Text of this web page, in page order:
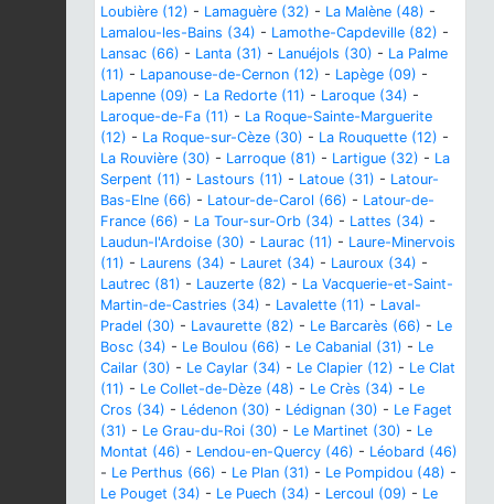
Loubière (12) - Lamaguère (32) - La Malène (48) -
Lamalou-les-Bains (34) - Lamothe-Capdeville (82) -
Lansac (66) - Lanta (31) - Lanuéjols (30) - La Palme
(11) - Lapanouse-de-Cernon (12) - Lapège (09) -
Lapenne (09) - La Redorte (11) - Laroque (34) -
Laroque-de-Fa (11) - La Roque-Sainte-Marguerite
(12) - La Roque-sur-Cèze (30) - La Rouquette (12) -
La Rouvière (30) - Larroque (81) - Lartigue (32) - La
Serpent (11) - Lastours (11) - Latoue (31) - Latour-
Bas-Elne (66) - Latour-de-Carol (66) - Latour-de-
France (66) - La Tour-sur-Orb (34) - Lattes (34) -
Laudun-l'Ardoise (30) - Laurac (11) - Laure-Minervois
(11) - Laurens (34) - Lauret (34) - Lauroux (34) -
Lautrec (81) - Lauzerte (82) - La Vacquerie-et-Saint-
Martin-de-Castries (34) - Lavalette (11) - Laval-
Pradel (30) - Lavaurette (82) - Le Barcarès (66) - Le
Bosc (34) - Le Boulou (66) - Le Cabanial (31) - Le
Cailar (30) - Le Caylar (34) - Le Clapier (12) - Le Clat
(11) - Le Collet-de-Dèze (48) - Le Crès (34) - Le
Cros (34) - Lédenon (30) - Lédignan (30) - Le Faget
(31) - Le Grau-du-Roi (30) - Le Martinet (30) - Le
Montat (46) - Lendou-en-Quercy (46) - Léobard (46)
- Le Perthus (66) - Le Plan (31) - Le Pompidou (48) -
Le Pouget (34) - Le Puech (34) - Lercoul (09) - Le